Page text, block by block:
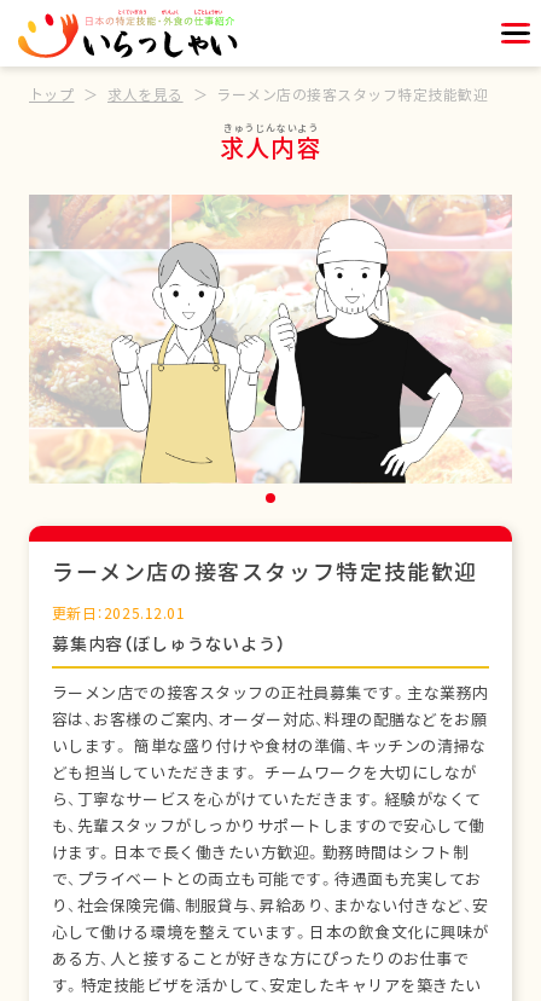
トップ 求人を見る ラーメン店の接客スタッフ特定技能歓迎
求人内容
ラーメン店の接客スタッフ特定技能歓迎
更新日：2025.12.01
募集内容（ぼしゅうないよう）
ラーメン店での接客スタッフの正社員募集です。主な業務内
容は、お客様のご案内、オーダー対応、料理の配膳などをお願
いします。 簡単な盛り付けや食材の準備、キッチンの清掃な
ども担当していただきます。 チームワークを大切にしなが
ら、丁寧なサービスを心がけていただきます。経験がなくて
も、先輩スタッフがしっかりサポートしますので安心して働
けます。日本で長く働きたい方歓迎。勤務時間はシフト制
で、プライベートとの両立も可能です。待遇面も充実してお
り、社会保険完備、制服貸与、昇給あり、まかない付きなど、安
心して働ける環境を整えています。日本の飲食文化に興味が
ある方、人と接することが好きな方にぴったりのお仕事で
す。特定技能ビザを活かして、安定したキャリアを築きたい